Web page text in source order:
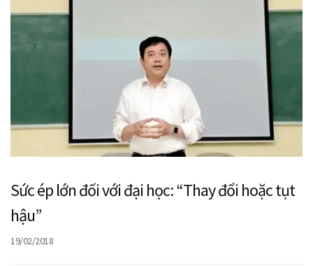
Sức ép lớn đối với đại học: “Thay đổi hoặc tụt
hậu”
19/02/2018